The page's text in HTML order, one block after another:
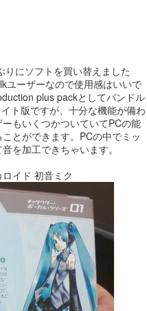
りにソフトを買い替えました
ユーザーなので使用感はいいで
plus packとしてバンドル
ト版ですが、十分な機能が備わ
もいくつかついていてPCの能
とができます。PCの中でミッ
を加工できちゃいます。
イド 初音ミク